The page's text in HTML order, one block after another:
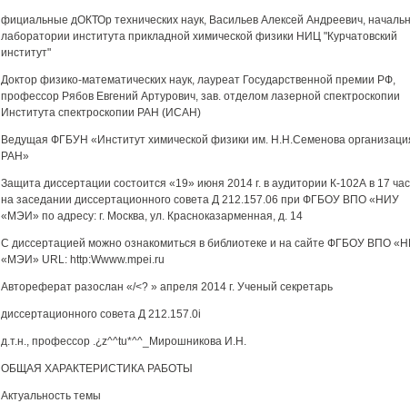
фициальные дОКТОр технических наук, Васильев Алексей Андреевич,
лаборатории института прикладной химической физики НИЦ "Курчатовский
институт"
Доктор физико-математических наук, лауреат Государственной премии РФ,
профессор Рябов Евгений Артурович, зав. отделом лазерной спектроскопии
Института спектроскопии РАН (ИСАН)
Ведущая ФГБУН «Институт химической физики им. Н.Н.Семенова
РАН»
Защита диссертации состоится «19» июня 2014 г. в аудитории К-102А в 17
на заседании диссертационного совета Д 212.157.06 при ФГБОУ ВПО «НИУ
«МЭИ» по адресу: г. Москва, ул. Красноказарменная, д. 14
С диссертацией можно ознакомиться в библиотеке и на сайте ФГБОУ ВПО
«МЭИ» URL: http:Wwww.mpei.ru
Автореферат разослан «/<? » апреля 2014 г. Ученый секретарь
диссертационного совета Д 212.157.0i
д.т.н., профессор .¿z^^tu*^^_Мирошникова И.Н.
ОБЩАЯ ХАРАКТЕРИСТИКА РАБОТЫ
Актуальность темы